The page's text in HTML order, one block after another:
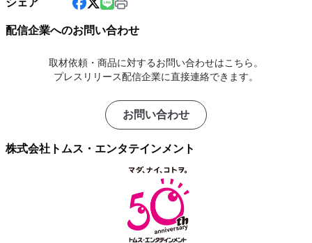
シェア
配信企業へのお問い合わせ
取材依頼・商品に対するお問い合わせはこちら。
プレスリリース配信企業に直接連絡できます。
お問い合わせ
株式会社トムス・エンタテインメント